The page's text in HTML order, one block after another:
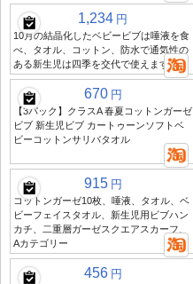
1,234 円
10月の結晶化したベビービブは唾液を食
べ、タオル、コットン、防水で通気性の
ある新生児は四季を交代で使えます
670 円
【3パック】クラスA 春夏コットンガーゼ
ビブ 新生児ビブ カートゥーンソフトベ
ビーコットンサリバタオル
915 円
コットンガーゼ10枚、唾液、タオル、ベ
ビーフェイスタオル、新生児用ビブハン
カチ、二重層ガーゼスクエアスカーフ、
Aカテゴリー
456 円